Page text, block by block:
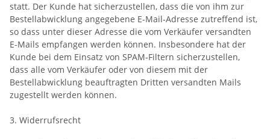
statt. Der Kunde hat sicherzustellen, dass die von ihm zur
Bestellabwicklung angegebene E-Mail-Adresse zutreffend ist,
so dass unter dieser Adresse die vom Verkäufer versandten
E-Mails empfangen werden können. Insbesondere hat der
Kunde bei dem Einsatz von SPAM-Filtern sicherzustellen,
dass alle vom Verkäufer oder von diesem mit der
Bestellabwicklung beauftragten Dritten versandten Mails
zugestellt werden können.
3. Widerrufsrecht